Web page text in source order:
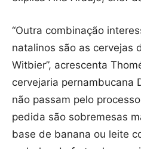
“Outra combinação
natalinos são as cervejas
Witbier”, acrescenta
cervejaria pernambucana
não passam pelo
pedida são sobremesas
base de banana ou leite